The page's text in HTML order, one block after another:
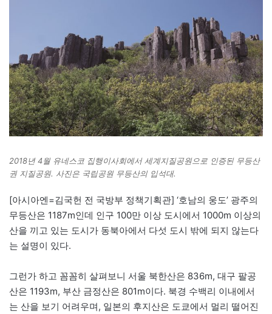
2018년 4월 유네스코 집행이사회에서 세계지질공원으로 인증된 무등산
권 지질공원. 사진은 국립공원 무등산의 입석대.
[아시아엔=김국헌 전 국방부 정책기획관] ‘호남의 웅도’ 광주의
무등산은 1187m인데 인구 100만 이상 도시에서 1000m 이상의
산을 끼고 있는 도시가 동북아에서 다섯 도시 밖에 되지 않는다
는 설명이 있다.
그런가 하고 꼼꼼히 살펴보니 서울 북한산은 836m, 대구 팔공
산은 1193m, 부산 금정산은 801m이다. 북경 수백리 이내에서
는 산을 보기 어려우며, 일본의 후지산은 도쿄에서 멀리 떨어진